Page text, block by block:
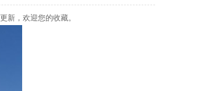
新，欢迎您的收藏。